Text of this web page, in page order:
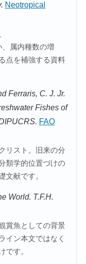
Neotropical
、属内種数の増
点を補強する資料
Ferraris, C. J. Jr.
Fishes of
FAO
リスト。旧来の分
類学的位置づけの
文献です。
World. T.F.H.
賞魚としての背景
イン本文ではなく
です。